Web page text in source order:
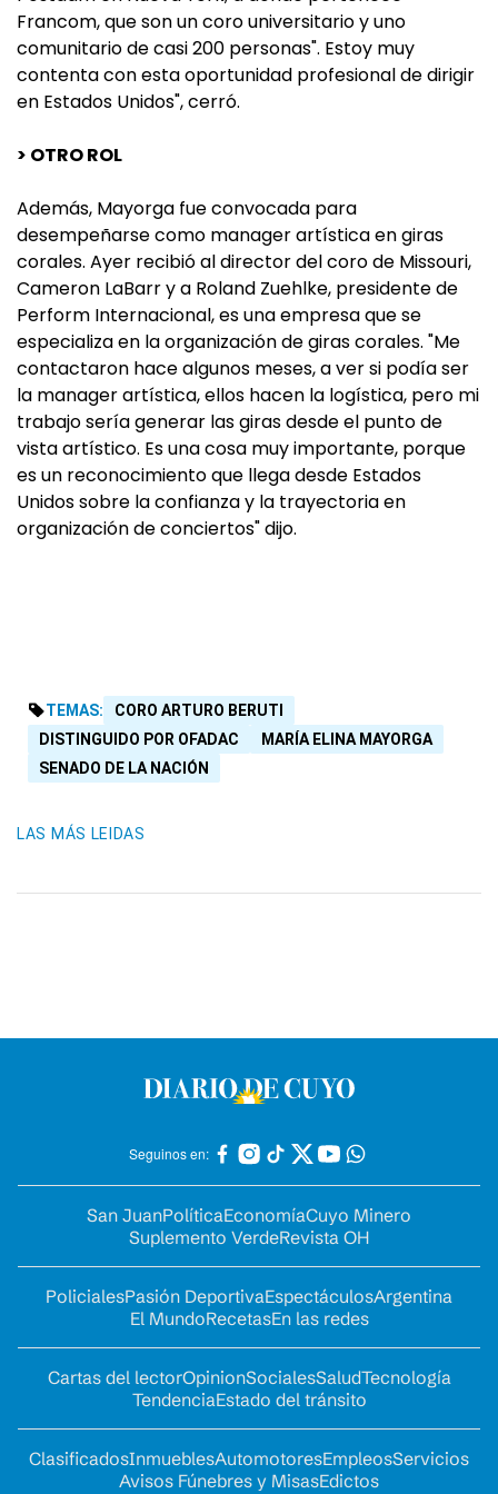
Francom, que son un coro universitario y uno
comunitario de casi 200 personas". Estoy muy
contenta con esta oportunidad profesional de dirigir
en Estados Unidos", cerró.
> OTRO ROL
Además, Mayorga fue convocada para
desempeñarse como manager artística en giras
corales. Ayer recibió al director del coro de Missouri,
Cameron LaBarr y a Roland Zuehlke, presidente de
Perform Internacional, es una empresa que se
especializa en la organización de giras corales. "Me
contactaron hace algunos meses, a ver si podía ser
la manager artística, ellos hacen la logística, pero mi
trabajo sería generar las giras desde el punto de
vista artístico. Es una cosa muy importante, porque
es un reconocimiento que llega desde Estados
Unidos sobre la confianza y la trayectoria en
organización de conciertos" dijo.
TEMAS:
CORO ARTURO BERUTI
DISTINGUIDO POR OFADAC
MARÍA ELINA MAYORGA
SENADO DE LA NACIÓN
LAS MÁS LEIDAS
Seguinos en:
San JuanPolíticaEconomíaCuyo Minero
Suplemento VerdeRevista OH
PolicialesPasión DeportivaEspectáculosArgentina
El MundoRecetasEn las redes
Cartas del lectorOpinionSocialesSaludTecnología
TendenciaEstado del tránsito
ClasificadosInmueblesAutomotoresEmpleosServicios
Avisos Fúnebres y MisasEdictos